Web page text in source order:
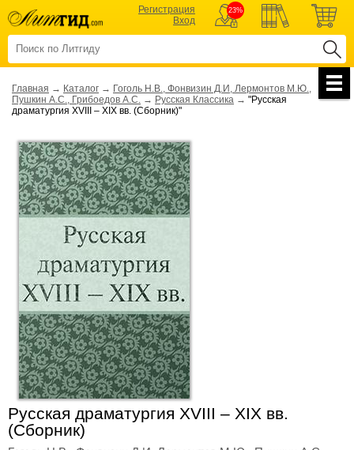
Регистрация
Вход
23%
Главная → Каталог → Гоголь Н.В., Фонвизин Д.И, Лермонтов М.Ю.,
Пушкин А.С., Грибоедов А.С. → Русская Классика → "Русская
драматургия XVIII – XIX вв. (Сборник)"
Русская драматургия XVIII – XIX вв.
(Сборник)